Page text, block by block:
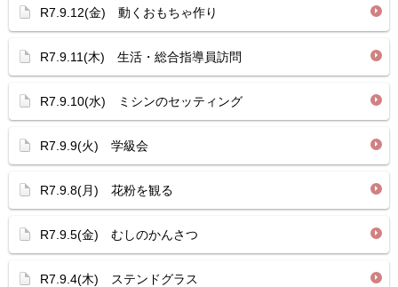
R7.9.12(金) 動くおもちゃ作り
R7.9.11(木) 生活・総合指導員訪問
R7.9.10(水) ミシンのセッティング
R7.9.9(火) 学級会
R7.9.8(月) 花粉を観る
R7.9.5(金) むしのかんさつ
R7.9.4(木) ステンドグラス